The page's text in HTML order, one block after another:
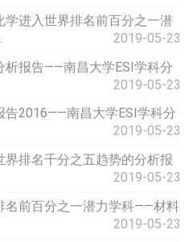
学进入世界排名前百分之一潜
2019-05-23
析报告——南昌大学ESI学科分
2019-05-23
告2016——南昌大学ESI学科分
2019-05-23
界排名千分之五趋势的分析报
2019-05-23
名前百分之一潜力学科——材料
2019-05-23